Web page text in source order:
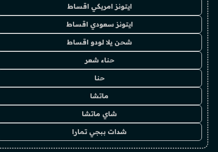
ايتونز امريكي اقساط
ايتونز سعودي اقساط
شحن يلا لودو اقساط
حناء شعر
حنا
ماتشا
شاي ماتشا
شدات ببجي تمارا